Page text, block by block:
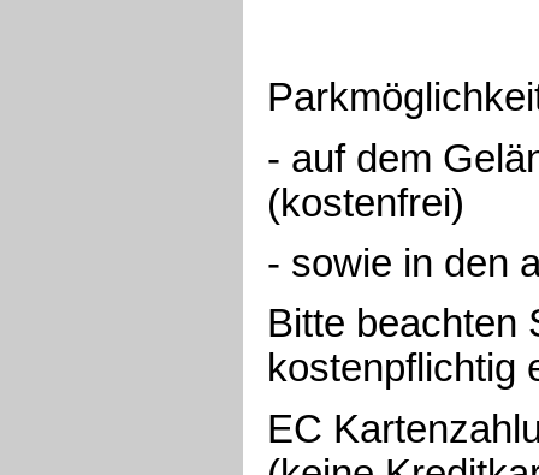
- auf dem
(kostenfrei)
- sowie in den
Bitte beachten
kostenpflichtig
EC